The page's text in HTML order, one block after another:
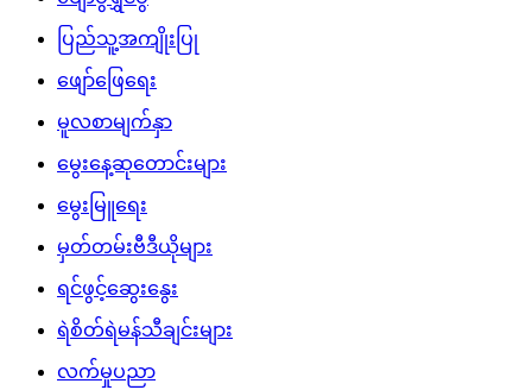
ပြည်သူ့အကျိုးပြု
ဖျော်ဖြေရေး
မူလစာမျက်နှာ
မွေးနေ့ဆုတောင်းများ
မွေးမြူရေး
မှတ်တမ်းဗီဒီယိုများ
ရင်ဖွင့်ဆွေးနွေး
ရဲစိတ်ရဲမန်သီချင်းများ
လက်မှုပညာ